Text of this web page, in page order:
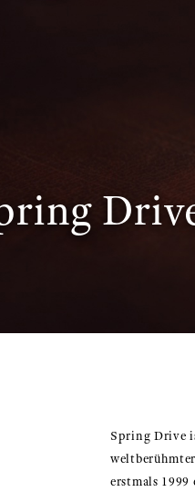
Spring Drive
erstmals